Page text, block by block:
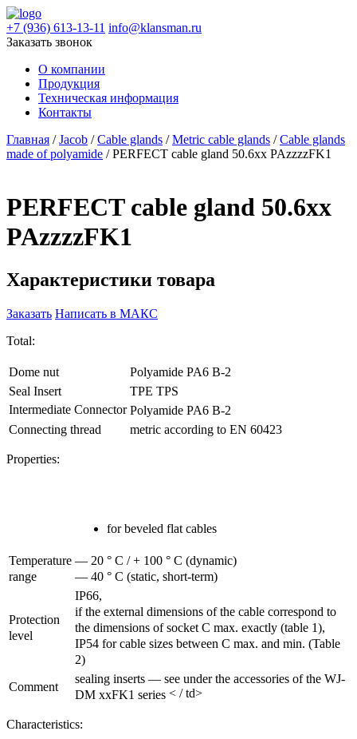
+7 (936) 613-13-11 info@klansman.ru
Заказать звонок
О компании
Продукция
Техническая информация
Контакты
Главная /Jacob /Cable glands /Metric cable glands /Cable glands
made of polyamide / PERFECT cable gland 50.6xx PAzzzzFK1
PERFECT cable gland 50.6xx
PAzzzzFK1
Характеристики товара
Заказать Написать в МАКС
Total:
Dome nut
Polyamide PA6 B-2
Seal Insert
TPE TPS
Intermediate Connector Polyamide PA6 B-2
Connecting thread
metric according to EN 60423
Properties:
for beveled flat cables
Temperature
range
— 20 ° C / + 100 ° C (dynamic)
— 40 ° C (static, short-term)
Protection
level
IP66,
if the external dimensions of the cable correspond to
the dimensions of socket C max. exactly (table 1),
IP54 for cable sizes between C max. and min. (Table
2)
Comment
sealing inserts — see under the accessories of the WJ-
DM xxFK1 series < / td>
Characteristics: